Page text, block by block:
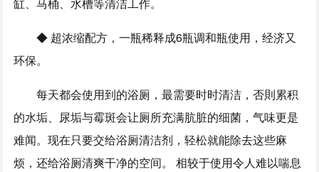
◆ 超浓缩配方，一瓶稀释成6瓶调和瓶使用，经济又
环保。
每天都会使用到的浴厕，最需要时时清洁，否則累积
的水垢、尿垢与霉斑会让厕所充满肮脏的细菌，气味更是
难闻。现在只要交给浴厕清洁剂，轻松就能除去这些麻
烦，还给浴厕清爽干净的空间。 相较于使用令人难以喘息